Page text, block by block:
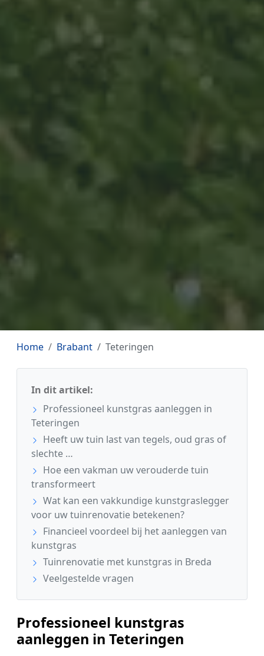
Home Brabant Teteringen
In dit artikel:
Professioneel kunstgras aanleggen in
Teteringen
Heeft uw tuin last van tegels, oud gras of
slechte …
Hoe een vakman uw verouderde tuin
transformeert
Wat kan een vakkundige kunstgraslegger
voor uw tuinrenovatie betekenen?
Financieel voordeel bij het aanleggen van
kunstgras
Tuinrenovatie met kunstgras in Breda
Veelgestelde vragen
Professioneel kunstgras
aanleggen in Teteringen